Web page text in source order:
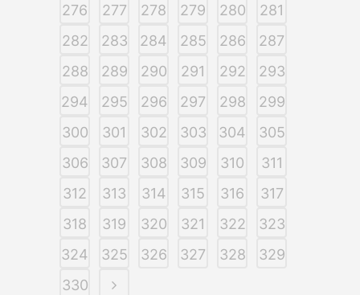
276
277 278 279 280
281
282
283 284 285 286
287
288
289 290 291 292
293
294
295 296 297 298
299
300
301 302 303 304
305
306
307 308 309 310
311
312
313 314 315 316
317
318
319 320 321 322
323
324
325 326 327 328
329
330